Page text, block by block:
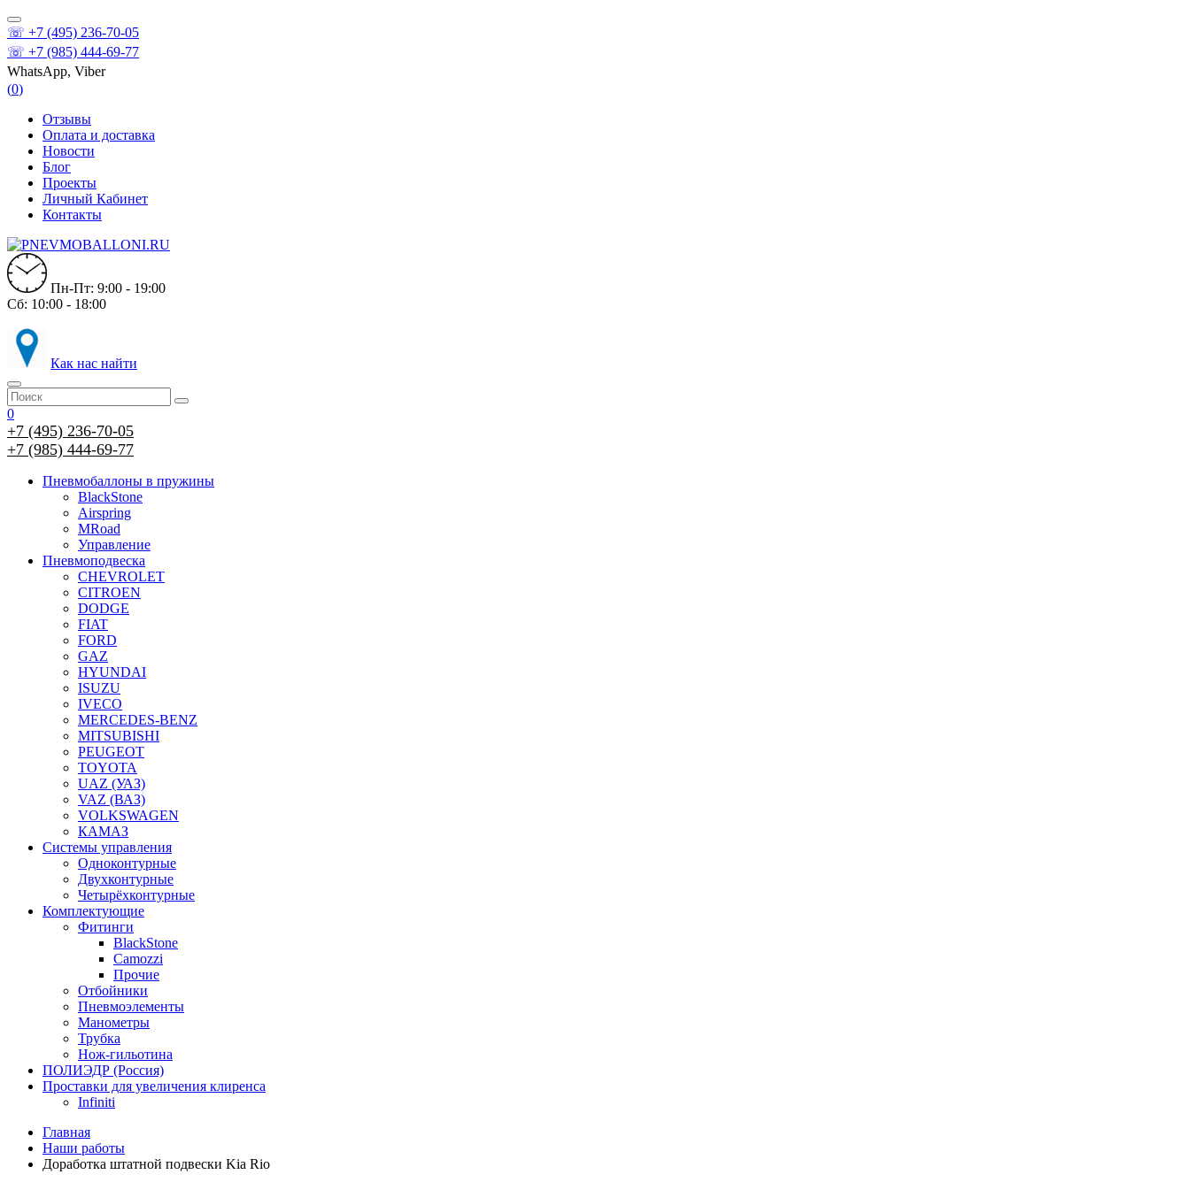
☏ +7 (495) 236-70-05
☏ +7 (985) 444-69-77
WhatsApp, Viber
(0)
Отзывы
Оплата и доставка
Новости
Блог
Проекты
Личный Кабинет
Контакты
Пн-Пт: 9:00 - 19:00
Сб: 10:00 - 18:00
Как нас найти
0
+7 (495) 236-70-05
+7 (985) 444-69-77
Пневмобаллоны в пружины
BlackStone
Airspring
MRoad
Управление
Пневмоподвеска
CHEVROLET
CITROEN
DODGE
FIAT
FORD
GAZ
HYUNDAI
ISUZU
IVECO
MERCEDES-BENZ
MITSUBISHI
PEUGEOT
TOYOTA
UAZ (УАЗ)
VAZ (ВАЗ)
VOLKSWAGEN
КАМАЗ
Системы управления
Одноконтурные
Двухконтурные
Четырёхконтурные
Комплектующие
Фитинги
BlackStone
Camozzi
Прочие
Отбойники
Пневмоэлементы
Манометры
Трубка
Нож-гильотина
ПОЛИЭДР (Россия)
Проставки для увеличения клиренса
Infiniti
Главная
Наши работы
Доработка штатной подвески Kia Rio